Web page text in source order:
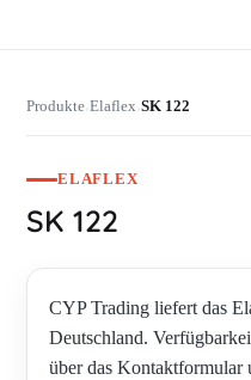
Produkte›Elaflex›SK 122
ELAFLEX
SK 122
CYP Trading liefert das
Deutschland.
über das Kontaktformular